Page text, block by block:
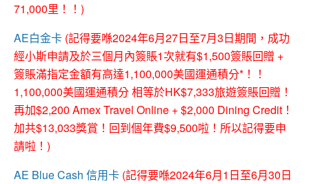
71,000里！！)
AE白金卡 (記得要喺2024年6月27日至7月3日期間，成功
經小斯申請及於三個月內簽賬1次就有$1,500簽賬回贈 +
簽賬滿指定金額有高達1,100,000美國運通積分*！！
1,100,000美國運通積分 相等於HK$7,333旅遊簽賬回贈！
再加$2,200 Amex Travel Online + $2,000 Dining Credit！
加共$13,033獎賞！回到個年費$9,500啦！所以記得要申
請啦！)
AE Blue Cash 信用卡 (記得要喺2024年6月1日至6月30日